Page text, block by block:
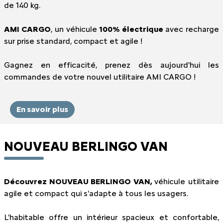
de 140 kg.
AMI CARGO, un véhicule 100% électrique avec recharge
sur prise standard, compact et agile !
Gagnez en efficacité, prenez dès aujourd'hui les
commandes de votre nouvel utilitaire AMI CARGO !
En savoir plus
NOUVEAU BERLINGO VAN
Découvrez NOUVEAU BERLINGO VAN,véhicule utilitaire
agile et compact qui s'adapte à tous les usagers.
L'habitable offre un intérieur spacieux et confortable,